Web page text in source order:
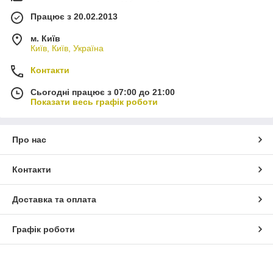
Працює з 20.02.2013
м. Київ
Київ, Київ, Україна
Контакти
Сьогодні працює з 07:00 до 21:00
Показати весь графік роботи
Про нас
Контакти
Доставка та оплата
Графік роботи